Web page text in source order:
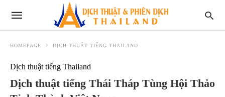
HOMEPAGE DỊCH THUẬT TIẾNG THAILAND
Dịch thuật tiếng Thailand
Dịch thuật tiếng Thái Tháp Tùng Hội Thảo